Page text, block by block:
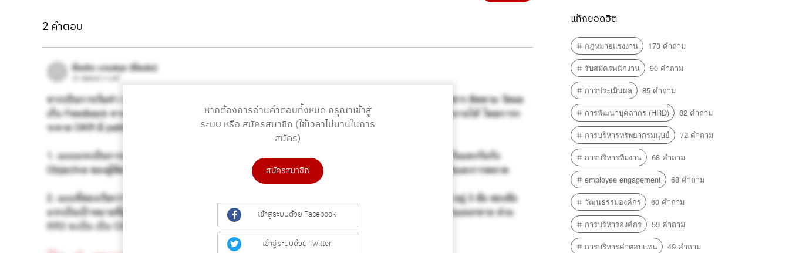
2 คำตอบ
หากต้องการอ่านคำตอบทั้งหมด กรุณาเข้าสู่
ระบบ หรือ สมัครสมาชิก (ใช้เวลาไม่นานในการ
สมัคร)
สมัครสมาชิก
เข้าสู่ระบบด้วย Facebook
เข้าสู่ระบบด้วย Twitter
แท็กยอดฮิต
กฎหมายแรงงาน
170 คำถาม
รับสมัครพนักงาน
90 คำถาม
การประเมินผล
85 คำถาม
การพัฒนาบุคลากร (HRD)
82 คำถาม
การบริหารทรัพยากรมนุษย์
72 คำถาม
การบริหารทีมงาน
68 คำถาม
employee engagement
68 คำถาม
วัฒนธรรมองค์กร
60 คำถาม
การบริหารองค์กร
59 คำถาม
การบริหารค่าตอบแทน
49 คำถาม